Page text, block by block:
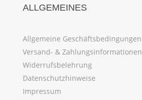
ALLGEMEINES
Allgemeine Geschäftsbedingungen
Versand- & Zahlungsinformationen
Widerrufsbelehrung
Datenschutzhinweise
Impressum